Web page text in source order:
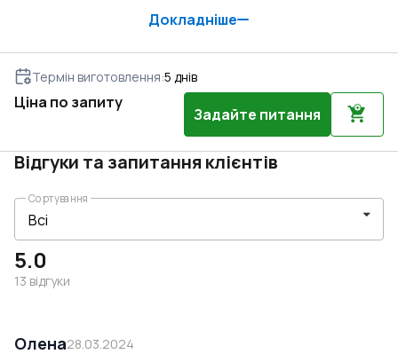
Докладніше
Термін виготовлення:5 днів
Ціна по запиту
Задайте питання
Відгуки та запитання клієнтів
5.0
13 відгуки
Сортування
Олена28.03.2024